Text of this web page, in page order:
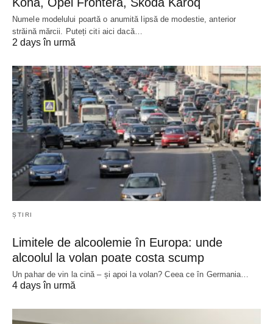
Numele modelului poartă o anumită lipsă de modestie, anterior
străină mărcii. Puteți citi aici dacă…
2 days în urmă
ȘTIRI
Limitele de alcoolemie în Europa: unde
alcoolul la volan poate costa scump
Un pahar de vin la cină – și apoi la volan? Ceea ce în Germania…
4 days în urmă